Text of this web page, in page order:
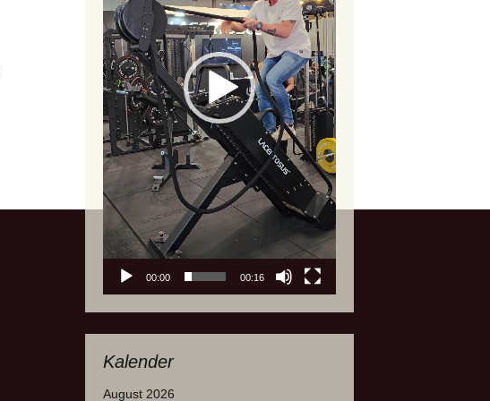
00:00 00:16
Kalender
August 2026